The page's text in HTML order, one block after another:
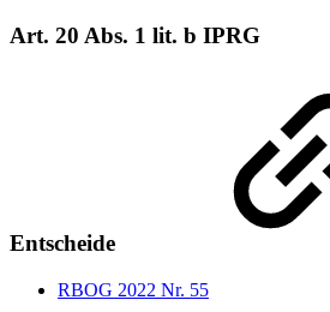
Art. 20 Abs. 1 lit. b IPRG
Entscheide
RBOG 2022 Nr. 55